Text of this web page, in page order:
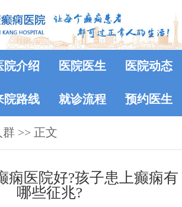
院介绍 医院医生 医院动态
院路线 就诊流程 预约医生
群 >> 正文
痫医院好?孩子患上癫痫有
哪些征兆?